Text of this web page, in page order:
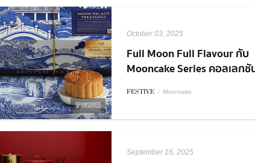
SPONSORED
October 03, 2025
Full Moon Full Flavour กับ
Mooncake Series คอลเลกชั
ใหม่จาก S&P
FESTIVE / Mooncake
September 16, 2025